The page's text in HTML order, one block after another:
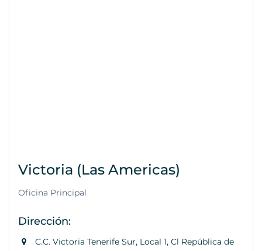
Victoria (Las Americas)
Oficina Principal
Dirección:
C.C. Victoria Tenerife Sur, Local 1, Cl República de